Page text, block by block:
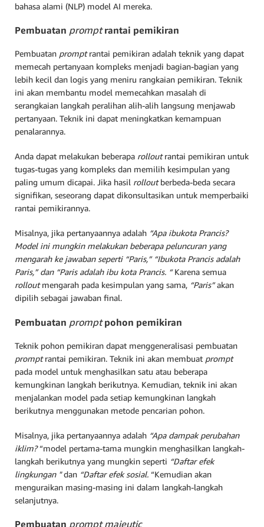
bahasa alami (NLP) model AI mereka.
Pembuatan promptrantai pemikiran
Pembuatan promptrantai pemikiran adalah teknik yang dapat
memecah pertanyaan kompleks menjadi bagian-bagian yang
lebih kecil dan logis yang meniru rangkaian pemikiran. Teknik
ini akan membantu model memecahkan masalah di
serangkaian langkah peralihan alih-alih langsung menjawab
pertanyaan. Teknik ini dapat meningkatkan kemampuan
penalarannya.
Anda dapat melakukan beberapa rolloutrantai pemikiran untuk
tugas-tugas yang kompleks dan memilih kesimpulan yang
paling umum dicapai. Jika hasil rolloutberbeda-beda secara
signifikan, seseorang dapat dikonsultasikan untuk memperbaiki
rantai pemikirannya.
Misalnya, jika pertanyaannya adalah “Apa ibukota Prancis?
Model ini mungkin melakukan beberapa peluncuran yang
mengarah ke jawaban seperti “Paris,” “Ibukota Prancis adalah
Paris,”dan “Paris adalah ibu kota Prancis. “Karena semua
rolloutmengarah pada kesimpulan yang sama, “Paris”akan
dipilih sebagai jawaban final.
Pembuatan promptpohon pemikiran
Teknik pohon pemikiran dapat menggeneralisasi pembuatan
promptrantai pemikiran. Teknik ini akan membuat prompt
pada model untuk menghasilkan satu atau beberapa
kemungkinan langkah berikutnya. Kemudian, teknik ini akan
menjalankan model pada setiap kemungkinan langkah
berikutnya menggunakan metode pencarian pohon.
Misalnya, jika pertanyaannya adalah “Apa dampak perubahan
iklim?“model pertama-tama mungkin menghasilkan langkah-
langkah berikutnya yang mungkin seperti “Daftar efek
lingkungan "dan “Daftar efek sosial. “Kemudian akan
menguraikan masing-masing ini dalam langkah-langkah
selanjutnya.
Pembuatan prompt maieutic